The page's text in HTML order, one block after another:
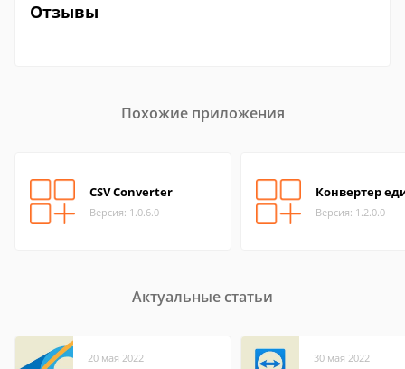
Отзывы
Похожие приложения
CSV Converter
Версия: 1.0.6.0
Конвертер
Версия: 1.2.0.0
Актуальные статьи
20 мая 2022 30 мая 2022